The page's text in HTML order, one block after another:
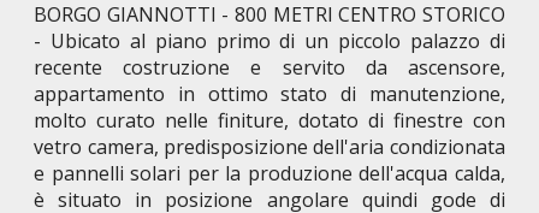
BORGO GIANNOTTI - 800 METRI CENTRO STORICO
- Ubicato al piano primo di un piccolo palazzo di
recente costruzione e servito da ascensore,
appartamento in ottimo stato di manutenzione,
molto curato nelle finiture, dotato di finestre con
vetro camera, predisposizione dell'aria condizionata
e pannelli solari per la produzione dell'acqua calda,
è situato in posizione angolare quindi gode di